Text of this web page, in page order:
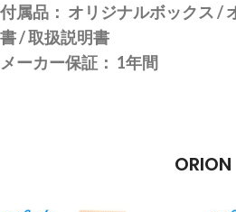
付属品： オリジナルボックス /
書 / 取扱説明書
メーカー保証： 1年間
ORION